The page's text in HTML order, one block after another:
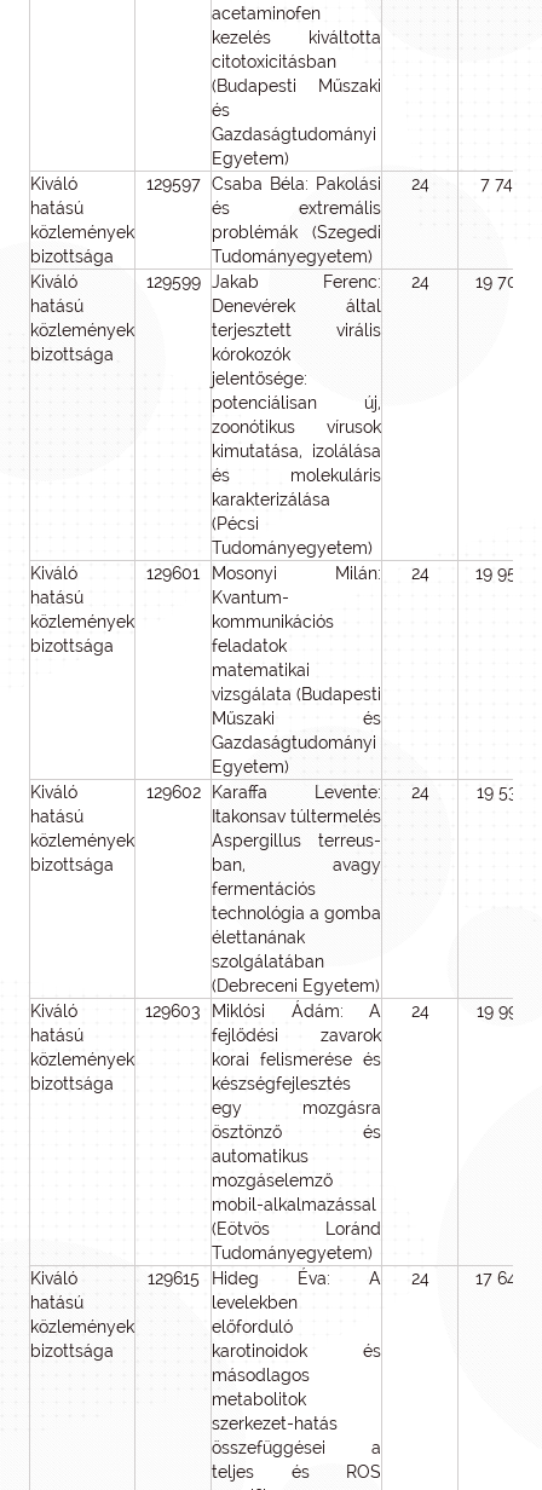
acetaminofen
kezelés kiváltotta
citotoxicitásban
(Budapesti Műszaki
és
Gazdaságtudományi
Egyetem)
Kiváló
hatású
közlemények
bizottsága
129597 Csaba Béla: Pakolási
és extremális
problémák (Szegedi
Tudományegyetem)
24 7 746
Kiváló
hatású
közlemények
bizottsága
129599 Jakab Ferenc:
Denevérek által
terjesztett virális
kórokozók
jelentősége:
potenciálisan új,
zoonótikus vírusok
kimutatása, izolálása
és molekuláris
karakterizálása
(Pécsi
Tudományegyetem)
24 19 700
Kiváló
hatású
közlemények
bizottsága
129601
Mosonyi Milán:
Kvantum-
kommunikációs
feladatok
matematikai
vizsgálata (Budapesti
Műszaki és
Gazdaságtudományi
Egyetem)
24 19 950
Kiváló
hatású
közlemények
bizottsága
129602
Karaffa Levente:
Itakonsav túltermelés
Aspergillus terreus-
ban, avagy
fermentációs
technológia a gomba
élettanának
szolgálatában
(Debreceni Egyetem)
24 19 538
Kiváló
hatású
közlemények
bizottsága
129603
Miklósi Ádám: A
fejlődési zavarok
korai felismerése és
készségfejlesztés
egy mozgásra
ösztönző és
automatikus
mozgáselemző
mobil-alkalmazással
(Eötvös Loránd
Tudományegyetem)
24 19 992
Kiváló
hatású
közlemények
bizottsága
129615
Hideg Éva: A
levelekben
előforduló
karotinoidok és
másodlagos
metabolitok
szerkezet-hatás
összefüggései a
teljes és ROS
24 17 640